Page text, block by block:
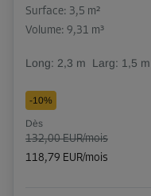
Surface: 3,5 m²
Volume: 9,31 m³
Long: 2,3 m Larg: 1,5 m
-10%
Dès
132,00 EUR/mois
118,79 EUR/mois